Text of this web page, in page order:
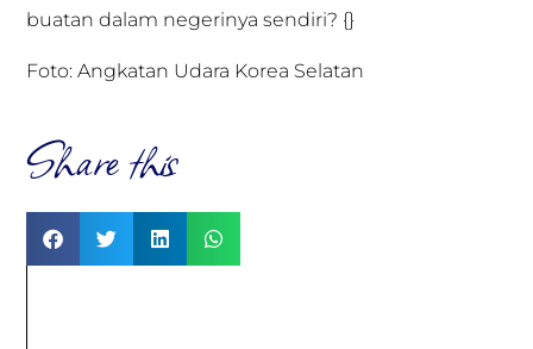
buatan dalam negerinya sendiri? {}
Foto: Angkatan Udara Korea Selatan
Share this